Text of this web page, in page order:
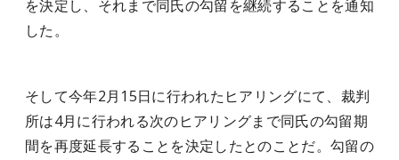
を決定し、それまで同氏の勾留を継続することを通知
した。
そして今年2月15日に行われたヒアリングにて、裁判
所は4月に行われる次のヒアリングまで同氏の勾留期
間を再度延長することを決定したとのことだ。勾留の